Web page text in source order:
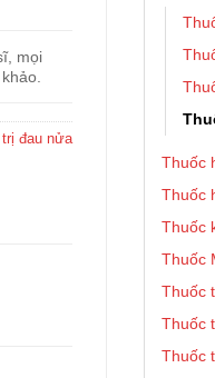
Thuốc
Thuốc
Thuốc
Thuốc
Thuốc
Thuốc
Thuốc
mọi
đau nửa